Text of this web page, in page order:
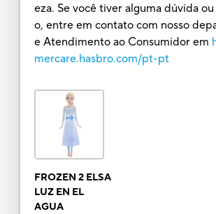
eza. Se você tiver alguma dúvida
o, entre em contato com nosso
e Atendimento ao Consumidor em
mercare.hasbro.com/pt-pt
FROZEN 2 ELSA
LUZ EN EL
AGUA